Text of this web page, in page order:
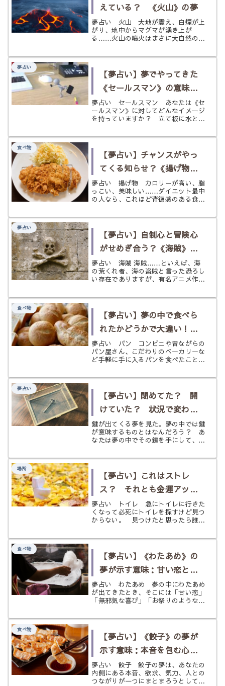
えている？ 《火山》の夢
夢占い 火山 大地が震え、白煙が上
がり、地中からマグマが湧き上が
る……火山の噴火はまさに大自然の脅
できないほど強大なもので、その災禍
としてしまうことでしょう。 とはい
え、そ...
夢占い
【夢占い】夢でやってきた
《セールスマン》の意味と
は？
夢占い セールスマン あなたは《セ
ールスマン》に対してどんなイメージ
を持っていますか？ 立て板に水とい
に商品を売り込んでくる。 そのプロ
れて、この商品を買わなくてはいけな
い...
食べ物
【夢占い】チャンスがやっ
てくる知らせ？《揚げ物》
の夢
夢占い 揚げ物 カロリーが高い、脂
っこい、美味しい……ダイエット最中
の人なら、これほど背徳感のある食べ
も、とにかく油で揚げてしまえば美味
方で自分で作ろうとすると想像以上の
手...
夢占い
【夢占い】自制心と冒険心
がせめぎ合う？《海賊》の
夢
夢占い 海賊 海賊……といえば、海
の荒くれ者、海の盗賊と言った恐ろし
い存在でありますが、有名アニメ作品
より仲間思いで人情味があったり、義
浮かべる人も多いかと思います。 現
実...
食べ物
【夢占い】夢の中で食べら
れたかどうかで大違い！
《パン》の夢
夢占い パン コンビニや昔ながらの
パン屋さん、こだわりのベーカリーな
ど手軽に手に入るパンを食べたことが
活に欠かせないものの一つと言えます
ば、あなたは何を思い浮かべます
か？ ...
夢占い
【夢占い】閉めてた？ 開
けていた？ 状況で変わる
好転の兆し。夢の中での
《鍵》の意味とは？
鍵が出てくる夢を見た。夢の中では鍵
が意味するものとはなんだろう？ あ
なたは夢の中でその鍵を手にして、何
た」？ それによってあなたの意味が
場所
【夢占い】これはストレ
ス？ それとも金運アッ
プ？《トイレ》の夢
夢占い トイレ 急にトイレに行きた
くなって必死にトイレを探すけど見つ
からない。 見つけたと思ったら誰か
使う気になれなかった、自分が思って
た……そんな夢を見たことはないでし
ょ...
食べ物
【夢占い】《わたあめ》の
夢が示す意味：甘い恋と無
邪気な喜び、そして儚さを
見つめるサイン
夢占い わたあめ 夢の中にわたあめ
が出てきたとき、そこには「甘い恋」
「無邪気な喜び」「お祭りのような非
期待」「一時的な幸せ」「儚い関係」
あります。 わたあめは、砂糖からで
き...
食べ物
【夢占い】《餃子》の夢が
示す意味：本音を包む心と
対人運、行動力の高まり
夢占い 餃子 餃子の夢は、あなたの
内側にある本音、欲求、気力、人との
つながりが一つにまとまろうとしてい